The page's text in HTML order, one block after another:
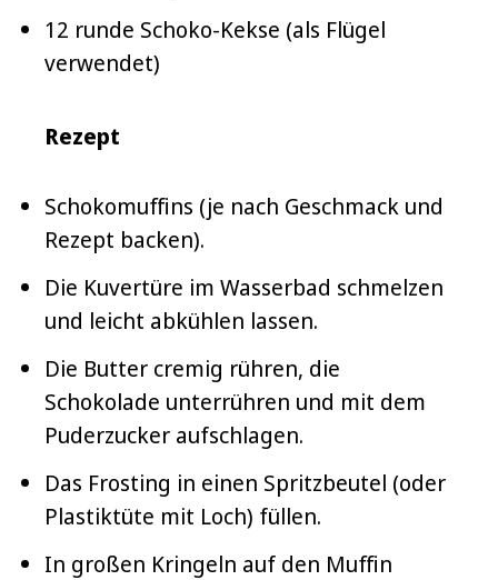
12 runde Schoko-Kekse (als Flügel
verwendet)
Rezept
Schokomuffins (je nach Geschmack und
Rezept backen).
Die Kuvertüre im Wasserbad schmelzen
und leicht abkühlen lassen.
Die Butter cremig rühren, die
Schokolade unterrühren und mit dem
Puderzucker aufschlagen.
Das Frosting in einen Spritzbeutel (oder
Plastiktüte mit Loch) füllen.
In großen Kringeln auf den Muffin